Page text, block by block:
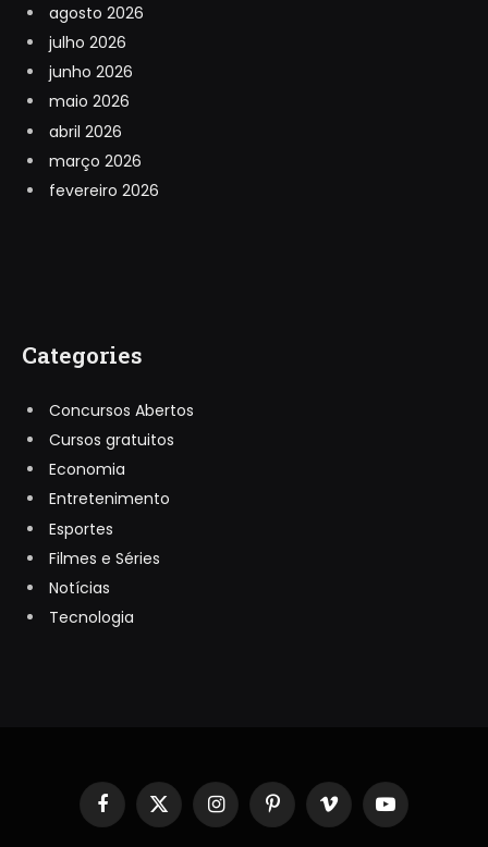
agosto 2026
julho 2026
junho 2026
maio 2026
abril 2026
março 2026
fevereiro 2026
Categories
Concursos Abertos
Cursos gratuitos
Economia
Entretenimento
Esportes
Filmes e Séries
Notícias
Tecnologia
Facebook
X
(Twitter)
InstagramPinterestVimeo YouTube